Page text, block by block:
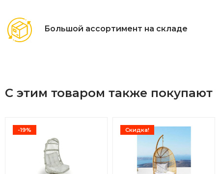
Большой ассортимент на складе
С этим товаром также покупают
-19% Скидка!